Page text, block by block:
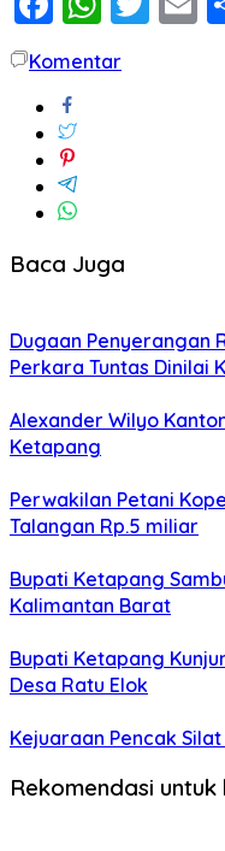
Komentar
Baca Juga
Dugaan Penyerangan
Perkara Tuntas Dinilai
Alexander Wilyo
Ketapang
Perwakilan Petani
Talangan Rp.5 miliar
Bupati Ketapang
Kalimantan Barat
Bupati Ketapang
Desa Ratu Elok
Kejuaraan Pencak
Rekomendasi untuk